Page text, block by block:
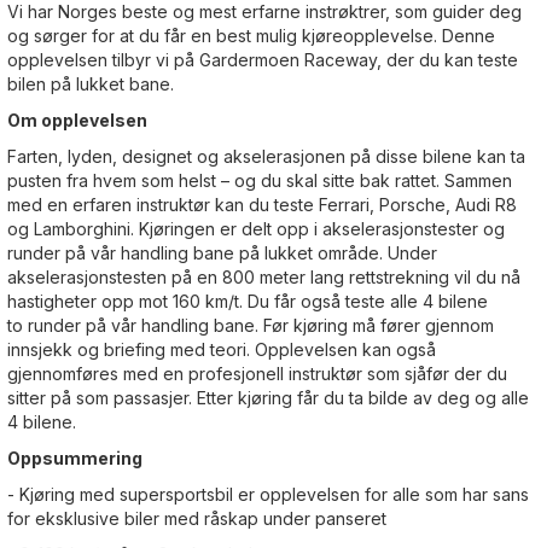
Vi har Norges beste og mest erfarne instrøktrer, som guider deg
og sørger for at du får en best mulig kjøreopplevelse. Denne
opplevelsen tilbyr vi på Gardermoen Raceway, der du kan teste
bilen på lukket bane.
Om opplevelsen
Farten, lyden, designet og akselerasjonen på disse bilene kan ta
pusten fra hvem som helst – og du skal sitte bak rattet. Sammen
med en erfaren instruktør kan du teste Ferrari, Porsche, Audi R8
og Lamborghini. Kjøringen er delt opp i akselerasjonstester og
runder på vår handling bane på lukket område. Under
akselerasjonstesten på en 800 meter lang rettstrekning vil du nå
hastigheter opp mot 160 km/t. Du får også teste alle 4 bilene
to runder på vår handling bane. Før kjøring må fører gjennom
innsjekk og briefing med teori. Opplevelsen kan også
gjennomføres med en profesjonell instruktør som sjåfør der du
sitter på som passasjer. Etter kjøring får du ta bilde av deg og alle
4 bilene.
Oppsummering
- Kjøring med supersportsbil er opplevelsen for alle som har sans
for eksklusive biler med råskap under panseret